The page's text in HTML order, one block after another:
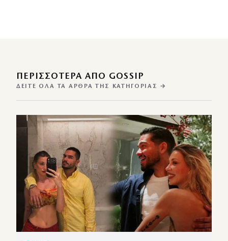
ΠΕΡΙΣΣΌΤΕΡΑ ΑΠΌ GOSSIP
ΔΕΊΤΕ ΌΛΑ ΤΑ ΆΡΘΡΑ ΤΗΣ ΚΑΤΗΓΟΡΊΑΣ →